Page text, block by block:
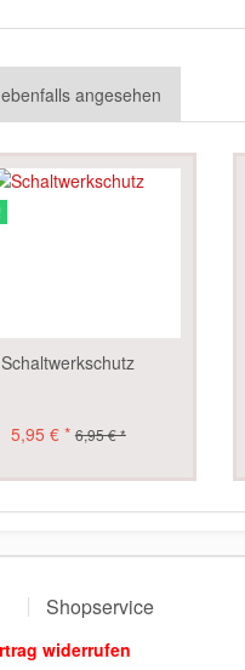
angesehen
Schaltwerkschutz
5,95 € * 6,95 € *
Shopservice
widerrufen